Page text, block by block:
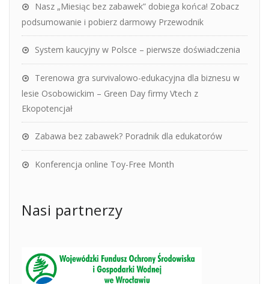
Nasz „Miesiąc bez zabawek” dobiega końca! Zobacz
podsumowanie i pobierz darmowy Przewodnik
System kaucyjny w Polsce – pierwsze doświadczenia
Terenowa gra survivalowo-edukacyjna dla biznesu w
lesie Osobowickim – Green Day firmy Vtech z
Ekopotencjał
Zabawa bez zabawek? Poradnik dla edukatorów
Konferencja online Toy-Free Month
Nasi partnerzy